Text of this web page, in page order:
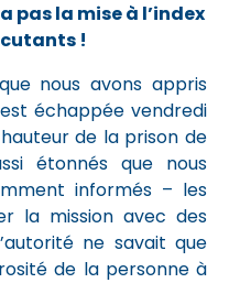
pas la mise à l’index
!
nous avons appris
échappée vendredi
de la prison de
étonnés que nous
informés – les
la mission avec des
ne savait que
de la personne à